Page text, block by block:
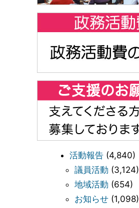
活動報告 (4,840)
議員活動 (3,124)
地域活動 (654)
お知らせ (1,098)